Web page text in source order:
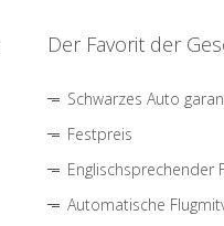
Der Favorit der
Schwarzes Auto
Festpreis
Englischsprechender
Automatische